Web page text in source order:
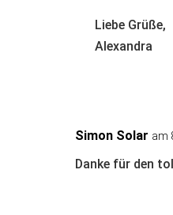
Liebe Grüße,
Alexandra
Simon Solar am
Danke für den